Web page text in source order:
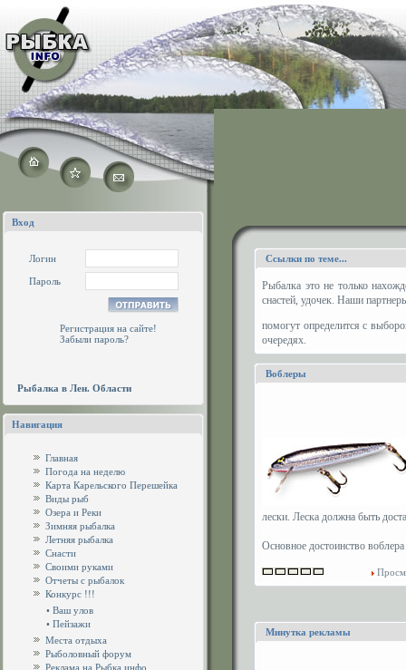
Вход
Логин
Пароль
Регистрация на сайте!
Забыли пароль?
Рыбалка в Лен. Области
Навигация
Главная
Погода на неделю
Карта Карельского Перешейка
Виды рыб
Озера и Реки
Зимняя рыбалка
Летняя рыбалка
Снасти
Своими руками
Отчеты с рыбалок
Конкурс !!!
• Ваш улов
• Пейзажи
Места отдыха
Рыболовный форум
Реклама на Рыбка.инфо
Ссылки по теме...
Рыбалка это не только
снастей, удочек. Наши
помогут определится с
очередях.
Воблеры
лески. Леска должна быть
Основное достоинство
Минутка рекламы